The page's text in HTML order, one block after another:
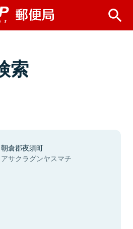
索
朝倉郡夜須町
アサクラグンヤスマチ